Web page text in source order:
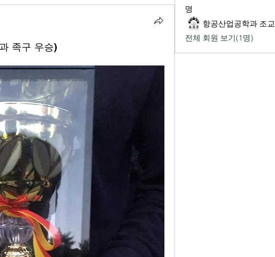
족구 우승)
명
항공산업공학과 조교
전체 회원 보기(1명)